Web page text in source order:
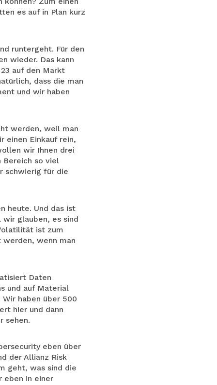
es auf in Plan kurz
runtergeht. Für den
wieder. Das kann
auf den Markt
dass die man
und wir haben
werden, weil man
einen Einkauf rein,
wir Ihnen drei
Bereich so viel
schwierig für die
heute. Und das ist
wir glauben, es sind
ist zum
werden, wenn man
Daten
und auf Material
haben über 500
hier und dann
sehen.
eben über
der Allianz Risk
geht, was sind die
eben in einer